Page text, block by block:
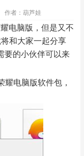
作者：葫芦娃
电脑版，但是又不
和大家一起分享
要的小伙伴可以来
电脑版软件包，